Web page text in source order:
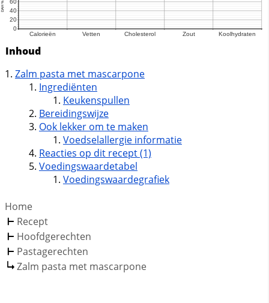
Inhoud
Zalm pasta met mascarpone
Ingrediënten
Keukenspullen
Bereidingswijze
Ook lekker om te maken
Voedselallergie informatie
Reacties op dit recept (1)
Voedingswaardetabel
Voedingswaardegrafiek
Home
Recept
Hoofdgerechten
Pastagerechten
Zalm pasta met mascarpone